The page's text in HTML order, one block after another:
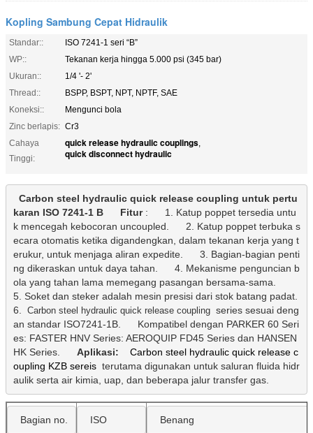
Kopling Sambung Cepat Hidraulik
Standar::
ISO 7241-1 seri “B”
WP::
Tekanan kerja hingga 5.000 psi (345 bar)
Ukuran::
1/4 '- 2'
Thread::
BSPP, BSPT, NPT, NPTF, SAE
Koneksi::
Mengunci bola
Zinc berlapis: Cr3
Cahaya
Tinggi:
quick release hydraulic couplings,
quick disconnect hydraulic
Carbon steel hydraulic quick release coupling untuk pertu
karan ISO 7241-1 B
Fitur :
1. Katup poppet tersedia untu
k mencegah kebocoran uncoupled.
2. Katup poppet terbuka s
ecara otomatis ketika digandengkan, dalam tekanan kerja yang t
erukur, untuk menjaga aliran expedite.
3. Bagian-bagian penti
ng dikeraskan untuk daya tahan.
4. Mekanisme penguncian b
ola yang tahan lama memegang pasangan bersama-sama.
5. Soket dan steker adalah mesin presisi dari stok batang padat.
6. Carbon steel hydraulic quick release coupling series sesuai deng
an standar ISO7241-1B.
Kompatibel dengan PARKER 60 Seri
es: FASTER HNV Series: AEROQUIP FD45 Series dan HANSEN
HK Series.
Aplikasi:
Carbon steel hydraulic quick release c
oupling KZB sereis terutama digunakan untuk saluran fluida hidr
aulik serta air kimia, uap, dan beberapa jalur transfer gas.
Bagian no. ISO Benang